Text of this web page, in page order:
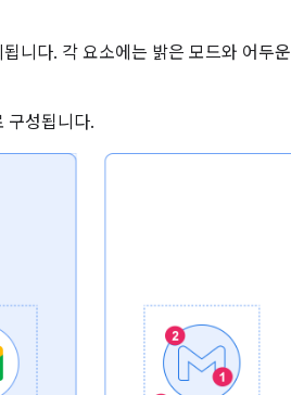
니다. 각 요소에는 밝은 모드와 어두운
구성됩니다.